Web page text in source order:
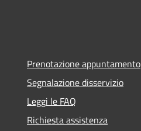
Prenotazione appuntamento
Segnalazione disservizio
Leggi le FAQ
Richiesta assistenza